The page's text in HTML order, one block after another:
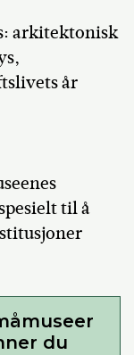
arkitektonisk
år
til å
du